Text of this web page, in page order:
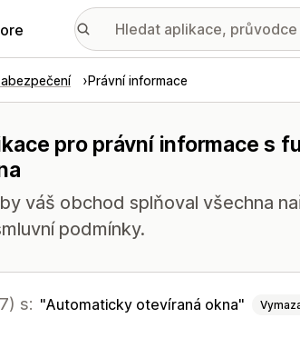
Právní informace
pro právní informace s
váš obchod splňoval všechna
podmínky.
s: Automaticky otevíraná okna